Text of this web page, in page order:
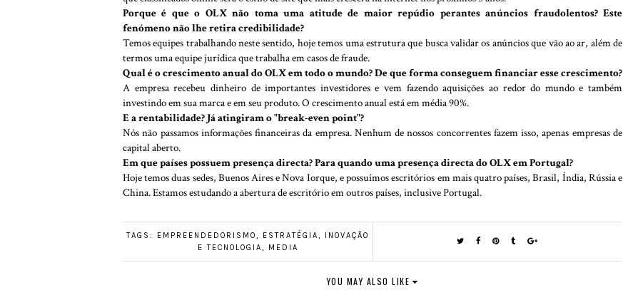
Porque é que o OLX não toma uma atitude de maior repúdio perantes anúncios fraudolentos? Este
fenómeno não lhe retira credibilidade?
Temos equipes trabalhando neste sentido, hoje temos uma estrutura que busca validar os anúncios que vão ao ar, além de
termos uma equipe jurídica que trabalha em casos de fraude.
Qual é o crescimento anual do OLX em todo o mundo? De que forma conseguem financiar esse crescimento?
A empresa recebeu dinheiro de importantes investidores e vem fazendo aquisições ao redor do mundo e também
investindo em sua marca e em seu produto. O crescimento anual está em média 90%.
E a rentabilidade? Já atingiram o "break-even point"?
Nós não passamos informações financeiras da empresa. Nenhum de nossos concorrentes fazem isso, apenas empresas de
capital aberto.
Em que países possuem presença directa? Para quando uma presença directa do OLX em Portugal?
Hoje temos duas sedes, Buenos Aires e Nova Iorque, e possuímos escritórios em mais quatro países, Brasil, Índia, Rússia e
China. Estamos estudando a abertura de escritório em outros países, inclusive Portugal.
TAGS: EMPREENDEDORISMO, ESTRATÉGIA,
INOVAÇÃO
E TECNOLOGIA, MEDIA
YOU MAY ALSO LIKE